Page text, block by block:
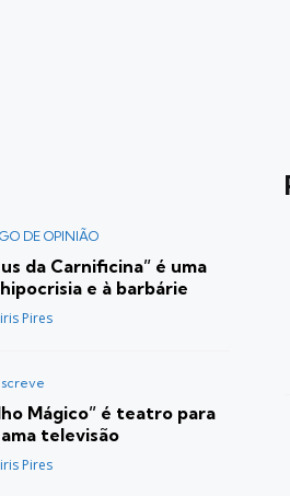
DE OPINIÃO
da Carnificina” é uma
e à barbárie
Pires
Mágico” é teatro para
televisão
Pires